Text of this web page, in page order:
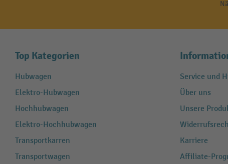
Top Kategorien
Hubwagen
Elektro-Hubwagen
Hochhubwagen
Elektro-Hochhubwagen
Transportkarren
Transportwagen
Service und
Über uns
Unsere
Karriere
Affiliate-